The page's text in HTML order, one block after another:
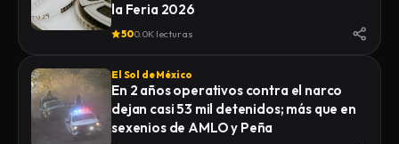
la Feria 2026
500.0K lecturas
El Sol de México
En 2 años operativos contra el narco
dejan casi 53 mil detenidos; más que en
sexenios de AMLO y Peña